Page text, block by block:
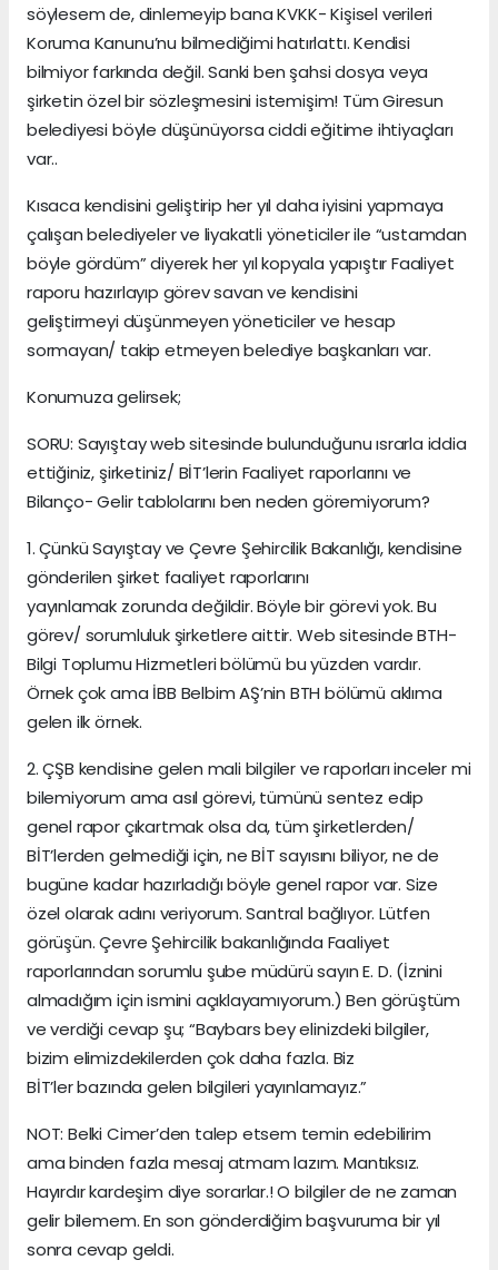
söylesem de, dinlemeyip bana KVKK- Kişisel verileri
Koruma Kanunu’nu bilmediğimi hatırlattı. Kendisi
bilmiyor farkında değil. Sanki ben şahsi dosya veya
şirketin özel bir sözleşmesini istemişim! Tüm Giresun
belediyesi böyle düşünüyorsa ciddi eğitime ihtiyaçları
var..
Kısaca kendisini geliştirip her yıl daha iyisini yapmaya
çalışan belediyeler ve liyakatli yöneticiler ile “ustamdan
böyle gördüm” diyerek her yıl kopyala yapıştır Faaliyet
raporu hazırlayıp görev savan ve kendisini
geliştirmeyi düşünmeyen yöneticiler ve hesap
sormayan/ takip etmeyen belediye başkanları var.
Konumuza gelirsek;
SORU: Sayıştay web sitesinde bulunduğunu ısrarla iddia
ettiğiniz, şirketiniz/ BİT’lerin Faaliyet raporlarını ve
Bilanço- Gelir tablolarını ben neden göremiyorum?
1. Çünkü Sayıştay ve Çevre Şehircilik Bakanlığı, kendisine
gönderilen şirket faaliyet raporlarını
yayınlamak zorunda değildir. Böyle bir görevi yok. Bu
görev/ sorumluluk şirketlere aittir. Web sitesinde BTH-
Bilgi Toplumu Hizmetleri bölümü bu yüzden vardır.
Örnek çok ama İBB Belbim AŞ’nin BTH bölümü aklıma
gelen ilk örnek.
2. ÇŞB kendisine gelen mali bilgiler ve raporları inceler mi
bilemiyorum ama asıl görevi, tümünü sentez edip
genel rapor çıkartmak olsa da, tüm şirketlerden/
BİT’lerden gelmediği için, ne BİT sayısını biliyor, ne de
bugüne kadar hazırladığı böyle genel rapor var. Size
özel olarak adını veriyorum. Santral bağlıyor. Lütfen
görüşün. Çevre Şehircilik bakanlığında Faaliyet
raporlarından sorumlu şube müdürü sayın E. D. (İznini
almadığım için ismini açıklayamıyorum.) Ben görüştüm
ve verdiği cevap şu; “Baybars bey elinizdeki bilgiler,
bizim elimizdekilerden çok daha fazla. Biz
BİT’ler bazında gelen bilgileri yayınlamayız.”
NOT: Belki Cimer’den talep etsem temin edebilirim
ama binden fazla mesaj atmam lazım. Mantıksız.
Hayırdır kardeşim diye sorarlar.! O bilgiler de ne zaman
gelir bilemem. En son gönderdiğim başvuruma bir yıl
sonra cevap geldi.